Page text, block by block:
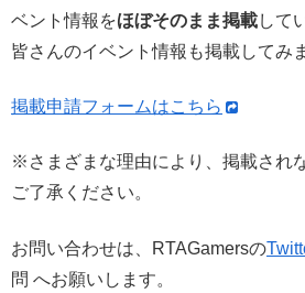
ベント情報をほぼそのまま掲載して
皆さんのイベント情報も掲載してみ
掲載申請フォームはこちら
※さまざまな理由により、掲載され
ご了承ください。
お問い合わせは、RTAGamersの
問 へお願いします。